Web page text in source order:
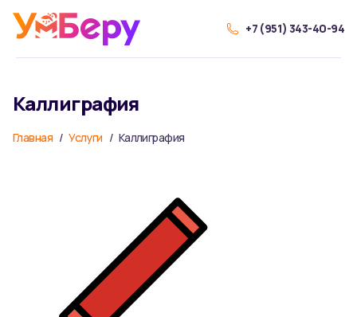
+7 (951) 343-40-94
Каллиграфия
Главная Услуги Каллиграфия